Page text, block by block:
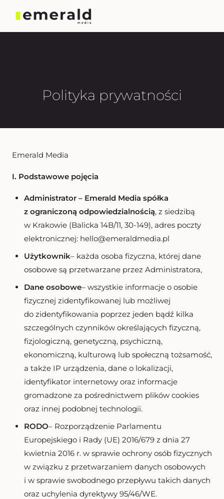
Polityka prywatności
Emerald Media
I. Podstawowe pojęcia
Administrator – Emerald Media spółka
z ograniczoną odpowiedzialnością, z siedzibą
w Krakowie (Balicka 14B/11, 30-149), adres poczty
elektronicznej: hello@emeraldmedia.pl
Użytkownik– każda osoba fizyczna, której dane
osobowe są przetwarzane przez Administratora,
Dane osobowe– wszystkie informacje o osobie
fizycznej zidentyfikowanej lub możliwej
do zidentyfikowania poprzez jeden bądź kilka
szczególnych czynników określających fizyczną,
fizjologiczną, genetyczną, psychiczną,
ekonomiczną, kulturową lub społeczną tożsamość,
a także IP urządzenia, dane o lokalizacji,
identyfikator internetowy oraz informacje
gromadzone za pośrednictwem plików cookies
oraz innej podobnej technologii.
RODO– Rozporządzenie Parlamentu
Europejskiego i Rady (UE) 2016/679 z dnia 27
kwietnia 2016 r. w sprawie ochrony osób fizycznych
w związku z przetwarzaniem danych osobowych
i w sprawie swobodnego przepływu takich danych
oraz uchylenia dyrektywy 95/46/WE.